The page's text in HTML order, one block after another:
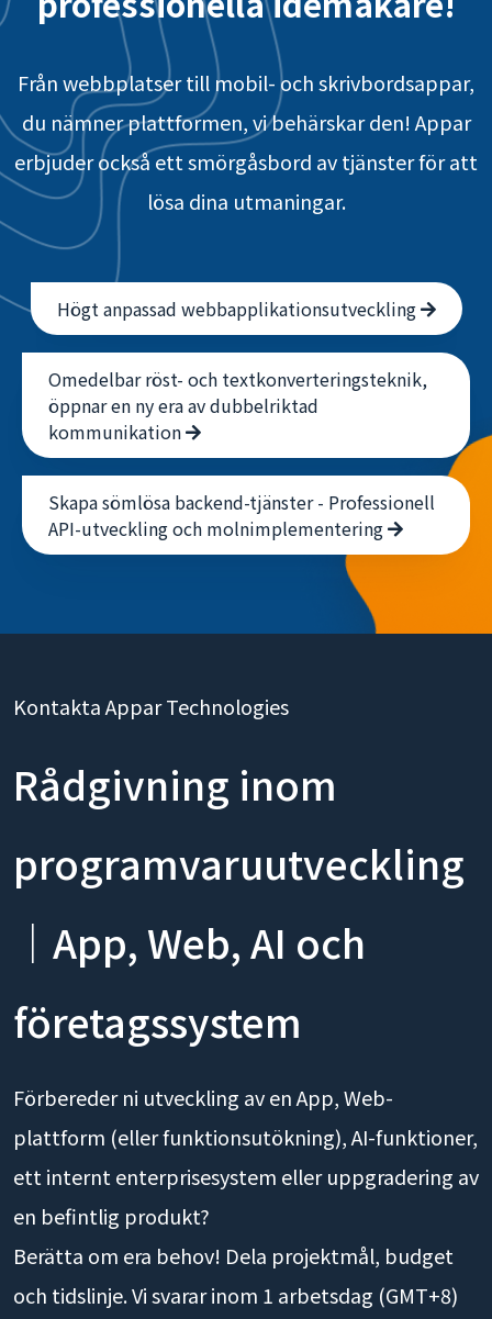
Från webbplatser till mobil- och skrivbordsappar,
du nämner plattformen, vi behärskar den! Appar
erbjuder också ett smörgåsbord av tjänster för att
lösa dina utmaningar.
Högt anpassad webbapplikationsutveckling
Omedelbar röst- och textkonverteringsteknik,
öppnar en ny era av dubbelriktad
kommunikation
Skapa sömlösa backend-tjänster - Professionell
API-utveckling och molnimplementering
Kontakta Appar Technologies
Rådgivning inom
programvaruutveckling
｜App, Web, AI och
företagssystem
Förbereder ni utveckling av en App, Web-
plattform (eller funktionsutökning), AI-funktioner,
ett internt enterprisesystem eller uppgradering av
en befintlig produkt?
Berätta om era behov! Dela projektmål, budget
och tidslinje. Vi svarar inom 1 arbetsdag (GMT+8)